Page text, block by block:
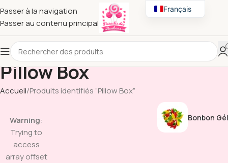
Passer à la navigation
Passer au contenu principal
Pillow Box
Accueil Produits identifiés “Pillow Box”
Warning:
Trying to
access
array offset
Bonbon
Français